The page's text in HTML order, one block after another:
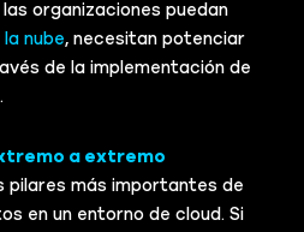
organizaciones puedan
nube, necesitan potenciar
de la implementación de
a extremo
pilares más importantes de
en un entorno de cloud. Si